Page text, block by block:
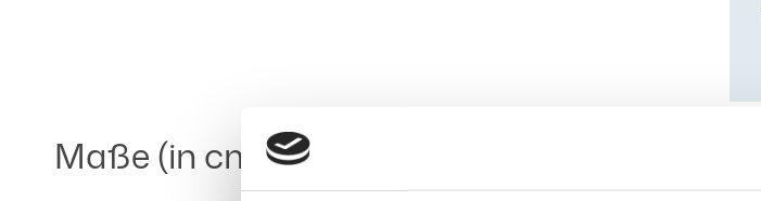
Maße (in cm)